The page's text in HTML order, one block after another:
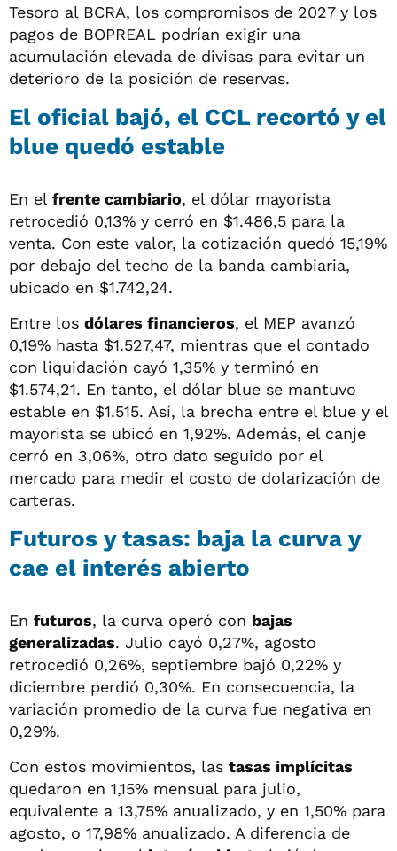
Tesoro al BCRA, los compromisos de 2027 y los
pagos de BOPREAL podrían exigir una
acumulación elevada de divisas para evitar un
deterioro de la posición de reservas.
El oficial bajó, el CCL recortó y el
blue quedó estable
En el frente cambiario, el dólar mayorista
retrocedió 0,13% y cerró en $1.486,5 para la
venta. Con este valor, la cotización quedó 15,19%
por debajo del techo de la banda cambiaria,
ubicado en $1.742,24.
Entre los dólares financieros, el MEP avanzó
0,19% hasta $1.527,47, mientras que el contado
con liquidación cayó 1,35% y terminó en
$1.574,21. En tanto, el dólar blue se mantuvo
estable en $1.515. Así, la brecha entre el blue y el
mayorista se ubicó en 1,92%. Además, el canje
cerró en 3,06%, otro dato seguido por el
mercado para medir el costo de dolarización de
carteras.
Futuros y tasas: baja la curva y
cae el interés abierto
En futuros, la curva operó con bajas
generalizadas. Julio cayó 0,27%, agosto
retrocedió 0,26%, septiembre bajó 0,22% y
diciembre perdió 0,30%. En consecuencia, la
variación promedio de la curva fue negativa en
0,29%.
Con estos movimientos, las tasas implícitas
quedaron en 1,15% mensual para julio,
equivalente a 13,75% anualizado, y en 1,50% para
agosto, o 17,98% anualizado. A diferencia de